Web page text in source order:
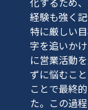
経験も強く記
特に厳しい
字を追いか
に営業活動
ずに悩むこ
ことで最終
た。この過